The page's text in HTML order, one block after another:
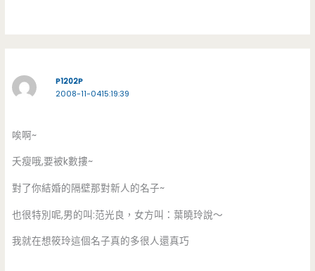
P1202P
2008-11-0415:19:39
唉啊~
夭瘦哦,要被k數摟~
對了你結婚的隔壁那對新人的名子~
也很特別呢,男的叫:范光良，女方叫：葉曉玲說～
我就在想筱玲這個名子真的多很人還真巧